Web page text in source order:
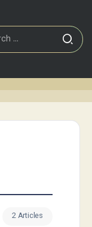
2 Articles